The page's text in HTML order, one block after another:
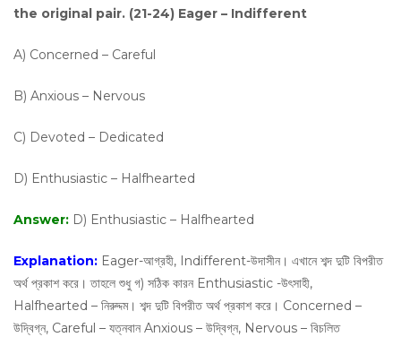
the original pair. (21-24) Eager – Indifferent
A) Concerned – Careful
B) Anxious – Nervous
C) Devoted – Dedicated
D) Enthusiastic – Halfhearted
Answer: D) Enthusiastic – Halfhearted
Explanation: Eager-আগ্রহী, Indifferent-উদাসীন। এখানে শব্দ দুটি বিপরীত
অর্থ প্রকাশ করে। তাহলে শুধু গ) সঠিক কারন Enthusiastic -উৎসাহী,
Halfhearted – নিরুদ্দম। শব্দ দুটি বিপরীত অর্থ প্রকাশ করে। Concerned –
উদ্বিগ্ন, Careful – যত্নবান Anxious – উদ্বিগ্ন, Nervous – বিচলিত